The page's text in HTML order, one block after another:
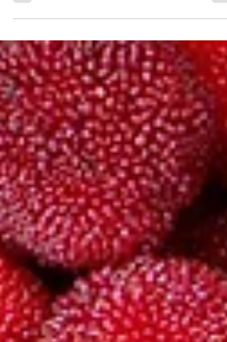
の梅を使ったクラフト梅ソーダ
販売中
この夏からの新商品、スパイスの風味と優しい甘
さ、 程よい酸味の効いた「クラフト梅ソーダ」
販売中です。 夏に身体が欲しくなる甘酸っぱい
わいが楽しめる1杯です。 甘く煮た梅が丸々一粒
っているのが嬉しいポイント！ ⁡ 世田谷産の梅を
仕込みでお届けします。 皆さんは、梅仕事はな
れましたか？ 梅好きな広報担当は、梅ジャムを
て、梅酒と梅干しを漬けました。 ⁡ そんな家庭の
仕事から着想を得た新ドリンク 「クラフト梅ソ
ダ」。 このドリンクに使われている梅は、くら
まに関わりのある方のお庭にある 樹齢40年の立
な梅の樹から採れたものです。 ⁡ 毎年たくさんの
が収穫できるというお話を頂き、暮らしの循環を
活かしてみようという くらうまらしい考えから
皆さんのもとに美味しい梅ドリンクをお届けする
ことができました。 完熟梅をシロップと甘露煮
しています。 とってもたくさん取れました！ た